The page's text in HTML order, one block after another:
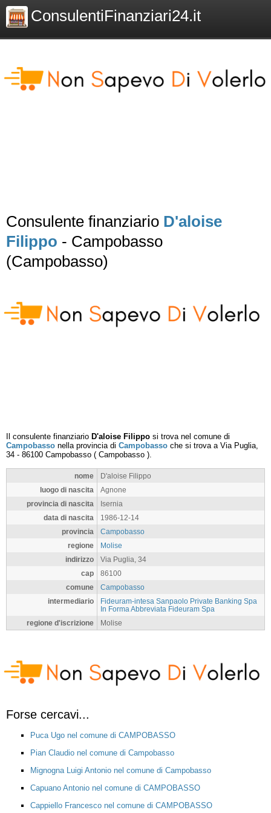
ConsulentiFinanziari24.it
Consulente finanziario D'aloise
Filippo - Campobasso
(Campobasso)
Il consulente finanziario D'aloise Filippo si trova nel comune di
Campobasso nella provincia di Campobasso che si trova a Via Puglia,
34 - 86100 Campobasso ( Campobasso ).
nome
D'aloise Filippo
luogo di nascita
Agnone
provincia di nascita
Isernia
data di nascita
1986-12-14
provincia
Campobasso
regione
Molise
indirizzo
Via Puglia, 34
cap
86100
comune
Campobasso
intermediario
Fideuram-intesa Sanpaolo Private Banking Spa
In Forma Abbreviata Fideuram Spa
regione d'iscrizione
Molise
Forse cercavi...
Puca Ugo nel comune di CAMPOBASSO
Pian Claudio nel comune di Campobasso
Mignogna Luigi Antonio nel comune di Campobasso
Capuano Antonio nel comune di CAMPOBASSO
Cappiello Francesco nel comune di CAMPOBASSO